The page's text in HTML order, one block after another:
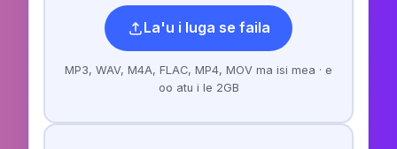
La'u i luga se faila
MP3, WAV, M4A, FLAC, MP4, MOV ma isi mea · e
oo atu i le 2GB